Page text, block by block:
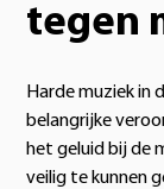
tegen
Harde muziek in
belangrijke
het geluid bij de
veilig te kunnen